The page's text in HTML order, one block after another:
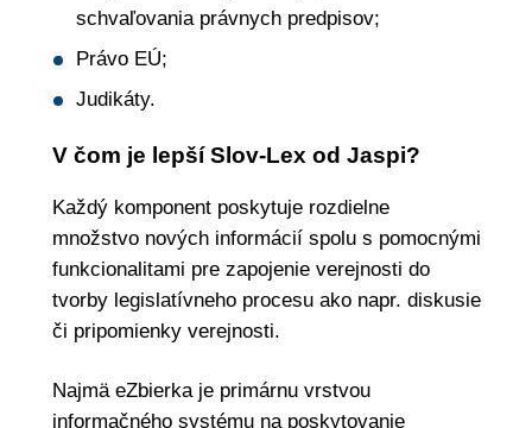
schvaľovania právnych predpisov;
Právo EÚ;
Judikáty.
V čom je lepší Slov-Lex od Jaspi?
Každý komponent poskytuje rozdielne
množstvo nových informácií spolu s pomocnými
funkcionalitami pre zapojenie verejnosti do
tvorby legislatívneho procesu ako napr. diskusie
či pripomienky verejnosti.
Najmä eZbierka je primárnu vrstvou
informačného systému na poskytovanie